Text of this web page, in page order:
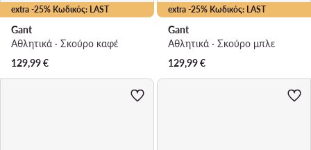
extra -25% Κωδικός: LAST
Gant
Αθλητικά · Σκούρο καφέ
129,99€
extra -25% Κωδικός: LAST
Gant
Αθλητικά · Σκούρο μπλε
129,99€